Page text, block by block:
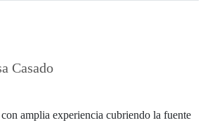
Casado
amplia experiencia cubriendo la fuente